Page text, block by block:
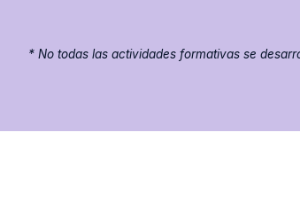
* No todas las actividades formativas se